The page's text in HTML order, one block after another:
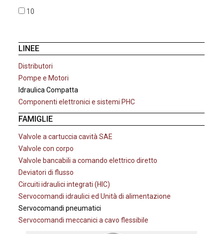
10
LINEE
Distributori
Pompe e Motori
Idraulica Compatta
Componenti elettronici e sistemi PHC
FAMIGLIE
Valvole a cartuccia cavità SAE
Valvole con corpo
Valvole bancabili a comando elettrico diretto
Deviatori di flusso
Circuiti idraulici integrati (HIC)
Servocomandi idraulici ed Unità di alimentazione
Servocomandi pneumatici
Servocomandi meccanici a cavo flessibile